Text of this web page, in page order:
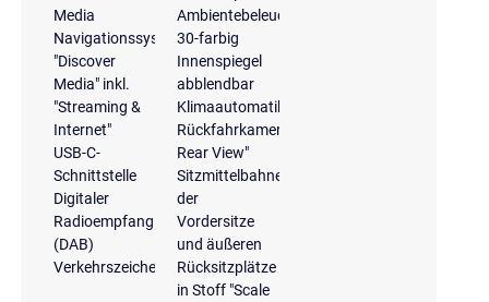
Media
Navigationssystem
"Discover
Media" inkl.
"Streaming &
Internet"
USB-C-
Schnittstelle
Digitaler
Radioempfang
(DAB)
Verkehrszeichenerkennung
Ambientebeleuchtung
30-farbig
Innenspiegel
abblendbar
Klimaautomatik
Rückfahrkamera
Rear View"
Sitzmittelbahnen
der
Vordersitze
und äußeren
Rücksitzplätze
in Stoff "Scale